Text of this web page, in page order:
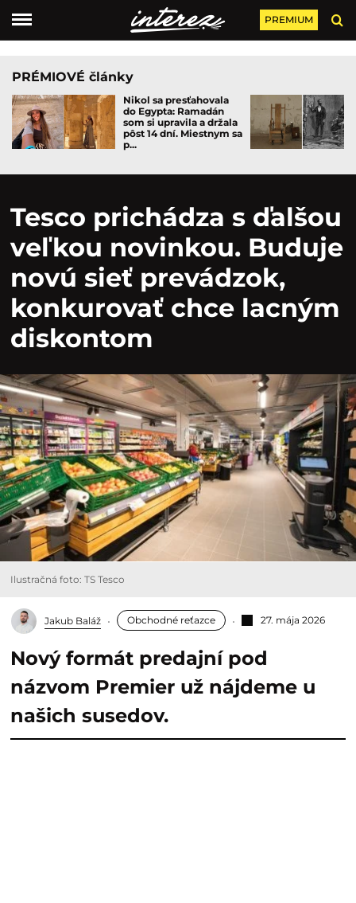
PREMIUM
PRÉMIOVÉ články
Nikol sa presťahovala
do Egypta: Ramadán
som si upravila a držala
pôst 14 dní. Miestnym sa
p...
Tesco prichádza s ďalšou
veľkou novinkou. Buduje
novú sieť prevádzok,
konkurovať chce lacným
diskontom
Ilustračná foto: TS Tesco
Jakub Baláž Obchodné reťazce 27. mája 2026
Nový formát predajní pod
názvom Premier už nájdeme u
našich susedov.